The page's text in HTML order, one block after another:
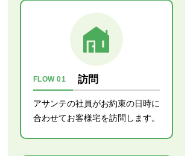
FLOW 01 訪問
アサンテの社員がお約束の日時に
合わせてお客様宅を訪問します。